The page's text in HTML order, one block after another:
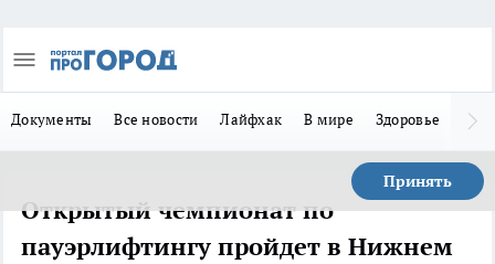
Документы Все новости Лайфхак В мире Здоровье
Принять
Открытый чемпионат по
пауэрлифтингу пройдет в Нижнем